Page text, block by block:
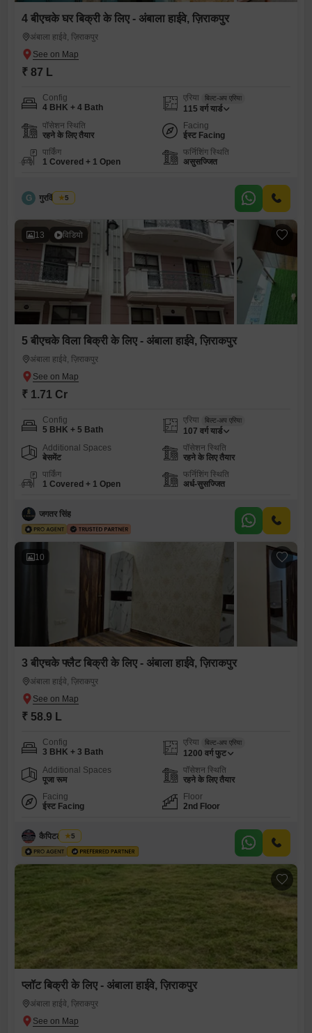
4 बीएचके घर बिक्री के लिए - अंबाला हाईवे, ज़िराकपुर
अंबाला हाईवे, ज़िराकपुर
₹ 87 L
Config
4 BHK + 4 Bath
एरिया बिल्ट-अप एरिया
115 वर्ग यार्ड
पॉसेशन स्थिति
रहने के लिए तैयार
Facing
ईस्ट Facing
पार्किंग
1 Covered + 1 Open
फर्निशिंग स्थिति
असुसज्जित
G गुरविंदर सिंघ
5
13 विडियो
5 बीएचके विला बिक्री के लिए - अंबाला हाईवे, ज़िराकपुर
अंबाला हाईवे, ज़िराकपुर
₹ 1.71 Cr
Config
5 BHK + 5 Bath
एरिया बिल्ट-अप एरिया
107 वर्ग यार्ड
Additional Spaces
बेसमेंट
पॉसेशन स्थिति
रहने के लिए तैयार
पार्किंग
1 Covered + 1 Open
फर्निशिंग स्थिति
अर्ध-सुसज्जित
जगतर सिंह
10
3 बीएचके फ्लैट बिक्री के लिए - अंबाला हाईवे, ज़िराकपुर
अंबाला हाईवे, ज़िराकपुर
₹ 58.9 L
Config
3 BHK + 3 Bath
एरिया बिल्ट-अप एरिया
1200 वर्ग फुट
Additional Spaces
पूजा रूम
पॉसेशन स्थिति
रहने के लिए तैयार
Facing
ईस्ट Facing
Floor
2nd Floor
कैपिटल एस्टेट
5
प्लॉट बिक्री के लिए - अंबाला हाईवे, ज़िराकपुर
अंबाला हाईवे, ज़िराकपुर